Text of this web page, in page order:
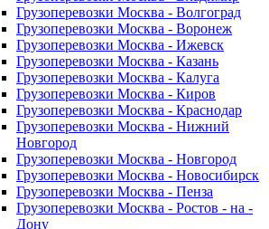
Грузоперевозки Москва - Волгоград
Грузоперевозки Москва - Воронеж
Грузоперевозки Москва - Ижевск
Грузоперевозки Москва - Казань
Грузоперевозки Москва - Калуга
Грузоперевозки Москва - Киров
Грузоперевозки Москва - Краснодар
Грузоперевозки Москва - Нижний
Новгород
Грузоперевозки Москва - Новгород
Грузоперевозки Москва - Новосибирск
Грузоперевозки Москва - Пенза
Грузоперевозки Москва - Ростов - на -
Дону